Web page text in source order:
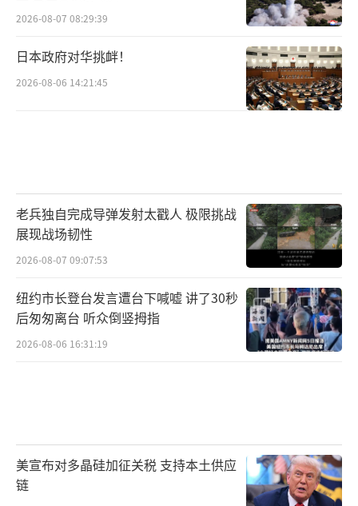
2026-08-07 08:29:39
日本政府对华挑衅！
2026-08-06 14:21:45
老兵独自完成导弹发射太戳人 极限挑战
展现战场韧性
2026-08-07 09:07:53
纽约市长登台发言遭台下喊嘘 讲了30秒
后匆匆离台 听众倒竖拇指
2026-08-06 16:31:19
美宣布对多晶硅加征关税 支持本土供应
链